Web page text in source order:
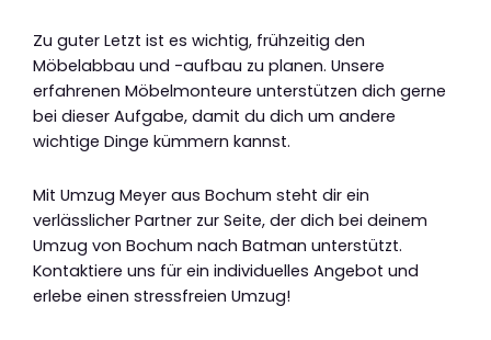
Zu guter Letzt ist es wichtig, frühzeitig den
Möbelabbau und -aufbau zu planen. Unsere
erfahrenen Möbelmonteure unterstützen dich gerne
bei dieser Aufgabe, damit du dich um andere
wichtige Dinge kümmern kannst.
Mit Umzug Meyer aus Bochum steht dir ein
verlässlicher Partner zur Seite, der dich bei deinem
Umzug von Bochum nach Batman unterstützt.
Kontaktiere uns für ein individuelles Angebot und
erlebe einen stressfreien Umzug!